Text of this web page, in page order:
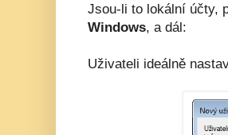
Jsou-li to lokální účty,
Windows, a dál:
Uživateli ideálně